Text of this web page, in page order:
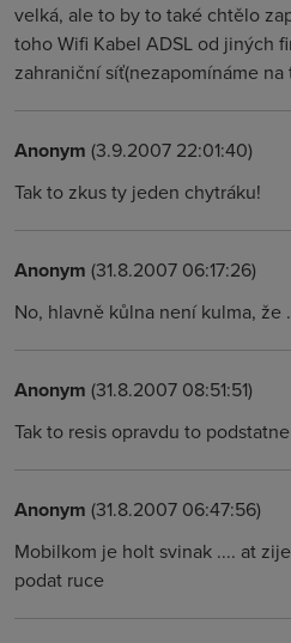
velká, ale to by to také chtělo
toho Wifi Kabel ADSL od jiných
zahraniční síť(nezapomínáme na
Anonym (3.9.2007 22:01:40)
Tak to zkus ty jeden chytráku!
Anonym (31.8.2007 06:17:26)
No, hlavně kůlna není kulma, že
Anonym (31.8.2007 08:51:51)
Tak to resis opravdu to podstatne
Anonym (31.8.2007 06:47:56)
Mobilkom je holt svinak .... at
podat ruce